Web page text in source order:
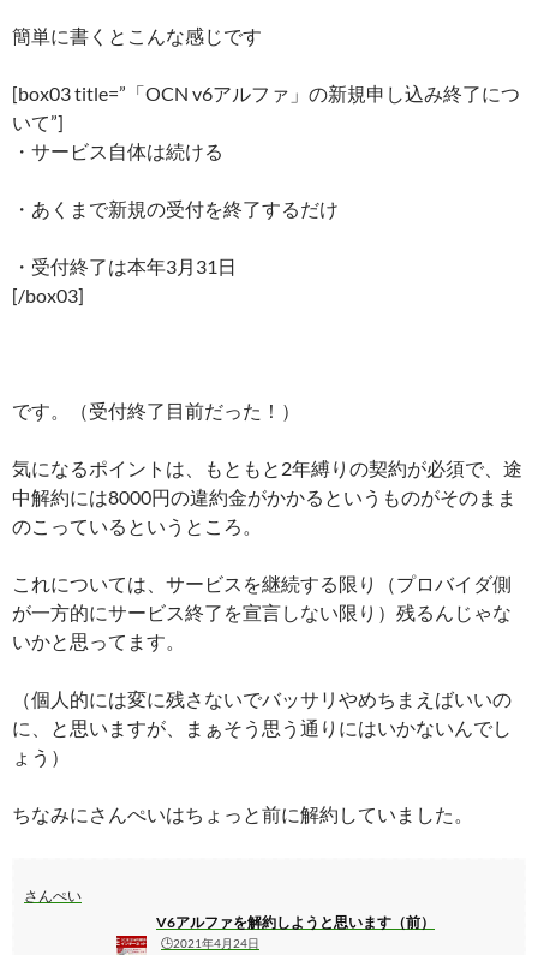
簡単に書くとこんな感じです
[box03 title=”「OCN v6アルファ」の新規申し込み終了につ
いて”]
・サービス自体は続ける
・あくまで新規の受付を終了するだけ
・受付終了は本年3月31日
[/box03]
です。（受付終了目前だった！）
気になるポイントは、もともと2年縛りの契約が必須で、途
中解約には8000円の違約金がかかるというものがそのまま
のこっているというところ。
これについては、サービスを継続する限り（プロバイダ側
が一方的にサービス終了を宣言しない限り）残るんじゃな
いかと思ってます。
（個人的には変に残さないでバッサリやめちまえばいいの
に、と思いますが、まぁそう思う通りにはいかないんでし
ょう）
ちなみにさんぺいはちょっと前に解約していました。
さんぺい
V6アルファを解約しようと思います（前）
🕒️2021年4月24日